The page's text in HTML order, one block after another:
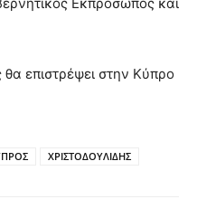
επιστρέψει στην Κύπρο
ΧΡΙΣΤΟΔΟΥΛΙΔΗΣ